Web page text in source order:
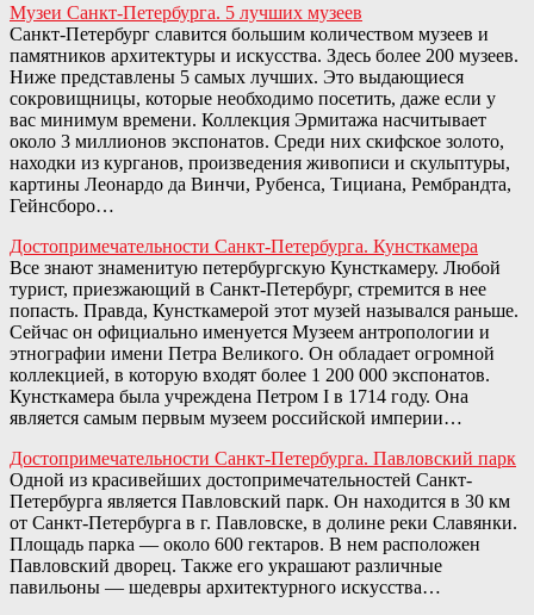
Музеи Санкт-Петербурга. 5 лучших музеев
Санкт-Петербург славится большим количеством музеев и
памятников архитектуры и искусства. Здесь более 200 музеев.
Ниже представлены 5 самых лучших. Это выдающиеся
сокровищницы, которые необходимо посетить, даже если у
вас минимум времени. Коллекция Эрмитажа насчитывает
около 3 миллионов экспонатов. Среди них скифское золото,
находки из курганов, произведения живописи и скульптуры,
картины Леонардо да Винчи, Рубенса, Тициана, Рембрандта,
Гейнсборо…
Достопримечательности Санкт-Петербурга. Кунсткамера
Все знают знаменитую петербургскую Кунсткамеру. Любой
турист, приезжающий в Санкт-Петербург, стремится в нее
попасть. Правда, Кунсткамерой этот музей назывался раньше.
Сейчас он официально именуется Музеем антропологии и
этнографии имени Петра Великого. Он обладает огромной
коллекцией, в которую входят более 1 200 000 экспонатов.
Кунсткамера была учреждена Петром I в 1714 году. Она
является самым первым музеем российской империи…
Достопримечательности Санкт-Петербурга. Павловский парк
Одной из красивейших достопримечательностей Санкт-
Петербурга является Павловский парк. Он находится в 30 км
от Санкт-Петербурга в г. Павловске, в долине реки Славянки.
Площадь парка — около 600 гектаров. В нем расположен
Павловский дворец. Также его украшают различные
павильоны — шедевры архитектурного искусства…